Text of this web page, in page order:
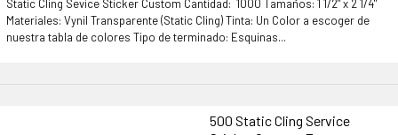
Static Cling Sevice Sticker Custom Cantidad: 1000 Tamaños: 1 1/2" x 2 1/4"
Materiales: Vynil Transparente (Static Cling) Tinta: Un Color a escoger de
nuestra tabla de colores Tipo de terminado: Esquinas...
500 Static Cling Service